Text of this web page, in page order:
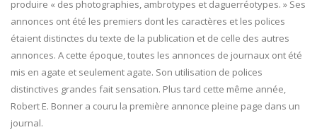
produire « des photographies, ambrotypes et daguerréotypes. » Ses
annonces ont été les premiers dont les caractères et les polices
étaient distinctes du texte de la publication et de celle des autres
annonces. A cette époque, toutes les annonces de journaux ont été
mis en agate et seulement agate. Son utilisation de polices
distinctives grandes fait sensation. Plus tard cette même année,
Robert E. Bonner a couru la première annonce pleine page dans un
journal.